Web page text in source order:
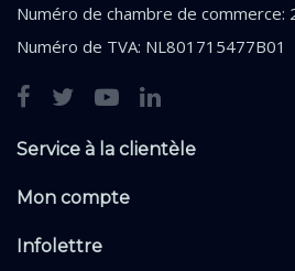
Numéro de chambre de commerce:
Numéro de TVA: NL801715477B01
Service à la clientèle
Mon compte
Infolettre